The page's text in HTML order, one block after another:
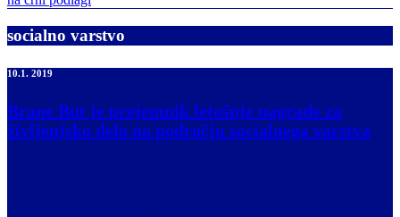
socialno varstvo
10.1. 2019
Brane But je prejemnik letošnje nagrade za
življenjsko delo na področju socialnega varstva